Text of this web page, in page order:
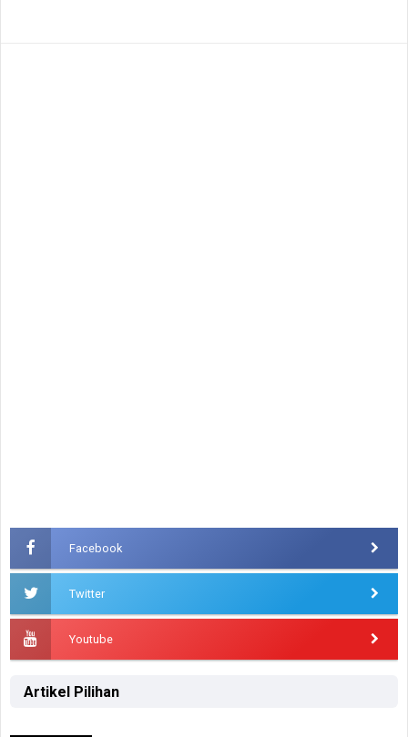
Facebook
Twitter
Youtube
Artikel Pilihan